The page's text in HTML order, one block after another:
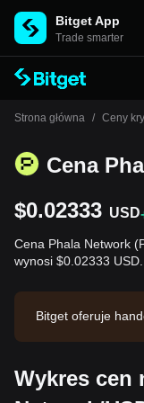
Bitget App
Trade smarter
Strona główna / Ceny
Cena
$0.02333 USD
Cena Phala Network
wynosi $0.02333 USD.
Bitget oferuje
enie obrotu na
ma kapitalizację
Wykres cen